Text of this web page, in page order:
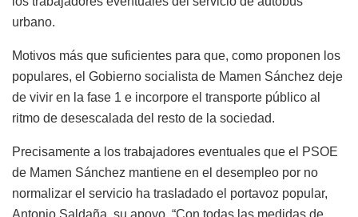
urbano.
Motivos más que suficientes para que, como proponen los
populares, el Gobierno socialista de Mamen Sánchez deje
de vivir en la fase 1 e incorpore el transporte público al
ritmo de desescalada del resto de la sociedad.
Precisamente a los trabajadores eventuales que el PSOE
de Mamen Sánchez mantiene en el desempleo por no
normalizar el servicio ha trasladado el portavoz popular,